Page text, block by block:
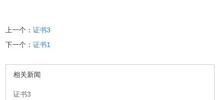
上一个：证书3
下一个：证书1
相关新闻
证书3